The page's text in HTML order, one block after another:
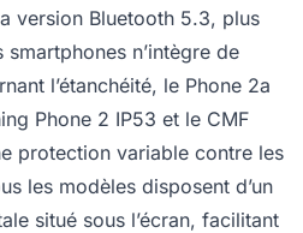
version Bluetooth 5.3, plus
n’intègre de
l’étanchéité, le Phone 2a
Phone 2 IP53 et le CMF
protection variable contre les
les modèles disposent d’un
situé sous l’écran, facilitant